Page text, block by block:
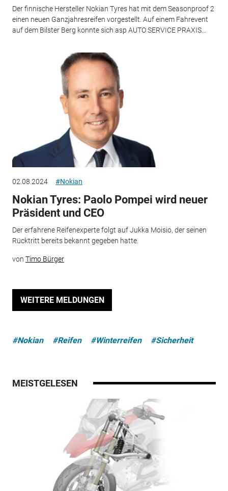
Der finnische Hersteller Nokian Tyres hat mit dem Seasonproof 2
einen neuen Ganzjahresreifen vorgestellt. Auf einem Fahrevent
auf dem Bilster Berg konnte sich asp AUTO SERVICE PRAXIS...
02.08.2024 #Nokian
Nokian Tyres: Paolo Pompei wird neuer
Präsident und CEO
Der erfahrene Reifenexperte folgt auf Jukka Moisio, der seinen
Rücktritt bereits bekannt gegeben hatte.
von Timo Bürger
WEITERE MELDUNGEN
#Nokian #Reifen #Winterreifen #Sicherheit
MEISTGELESEN